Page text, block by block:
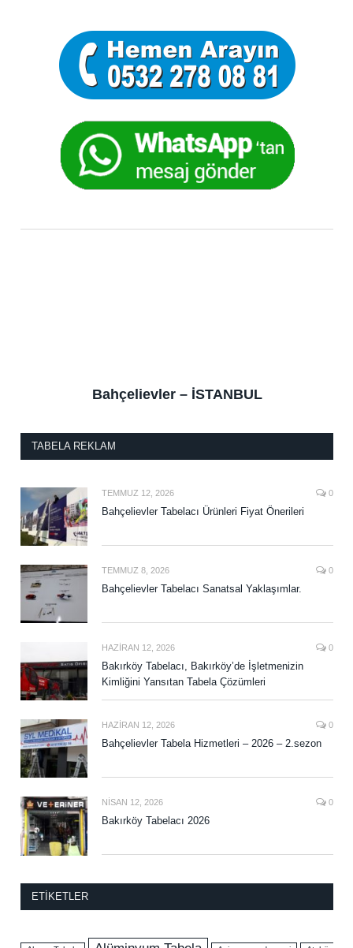
Bahçelievler – İSTANBUL
TABELA REKLAM
TEMMUZ 12, 2026 0
Bahçelievler Tabelacı Ürünleri Fiyat Önerileri
TEMMUZ 8, 2026 0
Bahçelievler Tabelacı Sanatsal Yaklaşımlar.
HAZIRAN 12, 2026 0
Bakırköy Tabelacı, Bakırköy’de İşletmenizin
Kimliğini Yansıtan Tabela Çözümleri
HAZIRAN 12, 2026 0
Bahçelievler Tabela Hizmetleri – 2026 – 2.sezon
NISAN 12, 2026 0
Bakırköy Tabelacı 2026
ETIKETLER